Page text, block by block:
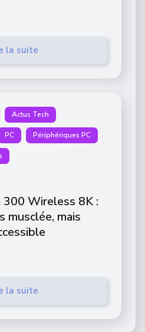
la suite
Actus Tech
PC Périphériques PC
Wireless 8K :
musclée, mais
la suite